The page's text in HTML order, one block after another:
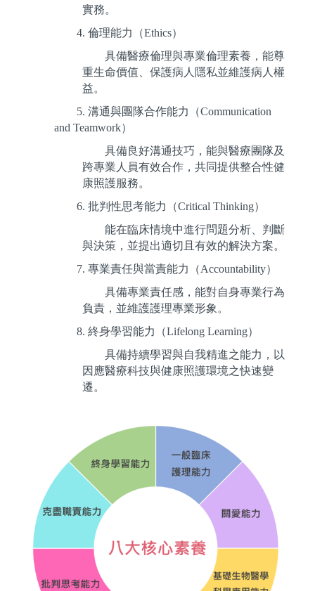
實務。
4. 倫理能力（Ethics）
具備醫療倫理與專業倫理素養，能尊
重生命價值、保護病人隱私並維護病人權
益。
5. 溝通與團隊合作能力（Communication
and Teamwork）
具備良好溝通技巧，能與醫療團隊及
跨專業人員有效合作，共同提供整合性健
康照護服務。
6. 批判性思考能力（Critical Thinking）
能在臨床情境中進行問題分析、判斷
與決策，並提出適切且有效的解決方案。
7. 專業責任與當責能力（Accountability）
具備專業責任感，能對自身專業行為
負責，並維護護理專業形象。
8. 終身學習能力（Lifelong Learning）
具備持續學習與自我精進之能力，以
因應醫療科技與健康照護環境之快速變
遷。